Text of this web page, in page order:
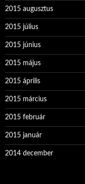
2015 augusztus
2015 július
2015 június
2015 május
2015 április
2015 március
2015 február
2015 január
2014 december